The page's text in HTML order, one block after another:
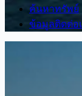
ค้นหาทรัพย์
ข้อมูลติดต่อ